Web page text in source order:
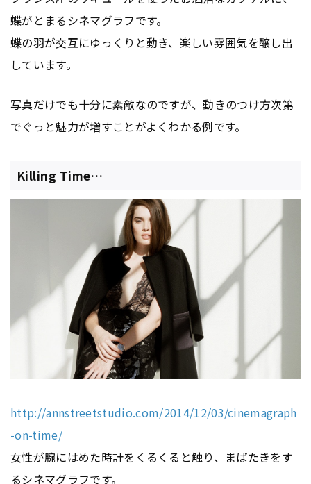
蝶がとまるシネマグラフです。
蝶の羽が交互にゆっくりと動き、楽しい雰囲気を醸し出
しています。
写真だけでも十分に素敵なのですが、動きのつけ方次第
でぐっと魅力が増すことがよくわかる例です。
Killing Time…
http://annstreetstudio.com/2014/12/03/cinemagraph
-on-time/
女性が腕にはめた時計をくるくると触り、まばたきをす
るシネマグラフです。